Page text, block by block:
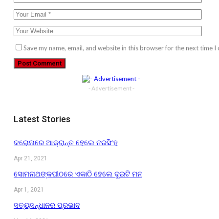
Save my name, email, and website in this browser for the next time I
- Advertisement -
Latest Stories
କରୋନାରେ ଆକ୍ରାନ୍ତ ହେଲେ ନରସିଂହ
Apr 21, 2021
ସୋମନାଥଙ୍କପୀଠରେ ଏକାଠି ହେଲେ ଦୁଇଟି ମନ
Apr 1, 2021
ସତ୍ୟସନ୍ଧାନର ପ୍ରଭାବ